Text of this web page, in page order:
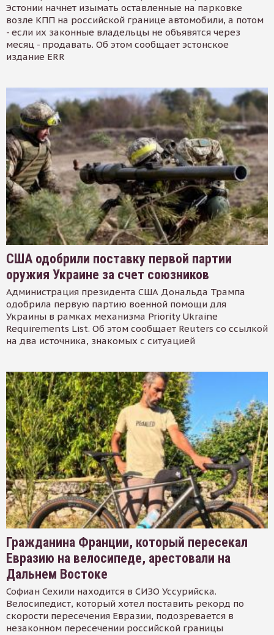
Эстонии начнет изымать оставленные на парковке
возле КПП на российской границе автомобили, а потом
- если их законные владельцы не объявятся через
месяц - продавать. Об этом сообщает эстонское
издание ERR
США одобрили поставку первой партии
оружия Украине за счет союзников
Администрация президента США Дональда Трампа
одобрила первую партию военной помощи для
Украины в рамках механизма Priority Ukraine
Requirements List. Об этом сообщает Reuters со ссылкой
на два источника, знакомых с ситуацией
Гражданина Франции, который пересекал
Евразию на велосипеде, арестовали на
Дальнем Востоке
Софиан Сехили находится в СИЗО Уссурийска.
Велосипедист, который хотел поставить рекорд по
скорости пересечения Евразии, подозревается в
незаконном пересечении российской границы